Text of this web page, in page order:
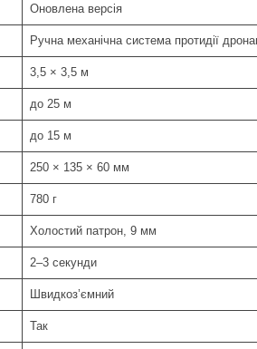
Оновлена версія
Ручна механічна система протидії
3,5 × 3,5 м
до 25 м
до 15 м
250 × 135 × 60 мм
780 г
Холостий патрон, 9 мм
2–3 секунди
Швидкоз’ємний
Так